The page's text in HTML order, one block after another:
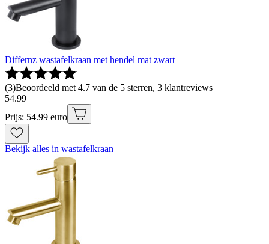
Differnz wastafelkraan met hendel mat zwart
(3)Beoordeeld met 4.7 van de 5 sterren, 3 klantreviews
54.99
Prijs: 54.99 euro
Bekijk alles in wastafelkraan